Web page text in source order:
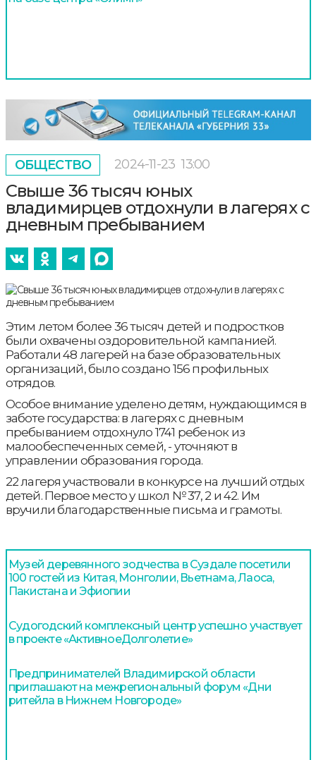
ОБЩЕСТВО 2024-11-23 13:00
Свыше 36 тысяч юных
владимирцев отдохнули в лагерях с
дневным пребыванием
Этим летом более 36 тысяч детей и подростков
были охвачены оздоровительной кампанией.
Работали 48 лагерей на базе образовательных
организаций, было создано 156 профильных
отрядов.
Особое внимание уделено детям, нуждающимся в
заботе государства: в лагерях с дневным
пребыванием отдохнуло 1741 ребенок из
малообеспеченных семей, - уточняют в
управлении образования города.
22 лагеря участвовали в конкурсе на лучший отдых
детей. Первое место у школ № 37, 2 и 42. Им
вручили благодарственные письма и грамоты.
Музей деревянного зодчества в Суздале посетили
100 гостей из Китая, Монголии, Вьетнама, Лаоса,
Пакистана и Эфиопии
Судогодский комплексный центр успешно участвует
в проекте «АктивноеДолголетие»
Предпринимателей Владимирской области
приглашают на межрегиональный форум «Дни
ритейла в Нижнем Новгороде»